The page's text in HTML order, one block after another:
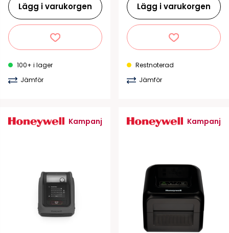
Lägg i varukorgen
100+ i lager
Jämför
Lägg i varukorgen
Restnoterad
Jämför
Kampanj Kampanj